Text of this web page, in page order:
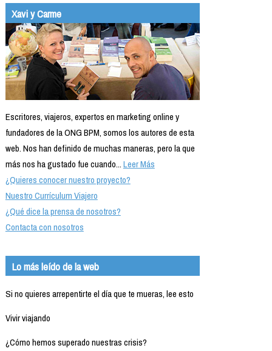
Xavi y Carme
Escritores, viajeros, expertos en marketing online y
fundadores de la ONG BPM, somos los autores de esta
web. Nos han definido de muchas maneras, pero la que
más nos ha gustado fue cuando...Leer Más
¿Quieres conocer nuestro proyecto?
Nuestro Currículum Viajero
¿Qué dice la prensa de nosotros?
Contacta con nosotros
Lo más leído de la web
Si no quieres arrepentirte el día que te mueras, lee esto
Vivir viajando
¿Cómo hemos superado nuestras crisis?